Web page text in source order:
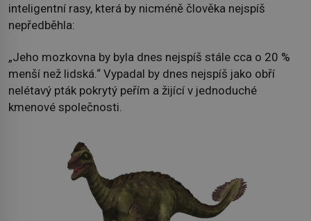
inteligentní rasy, která by nicméně člověka nejspíš
nepředběhla:
„Jeho mozkovna by byla dnes nejspíš stále cca o 20 %
menší než lidská.“ Vypadal by dnes nejspíš jako obří
nelétavý pták pokrytý peřím a žijící v jednoduché
kmenové společnosti.